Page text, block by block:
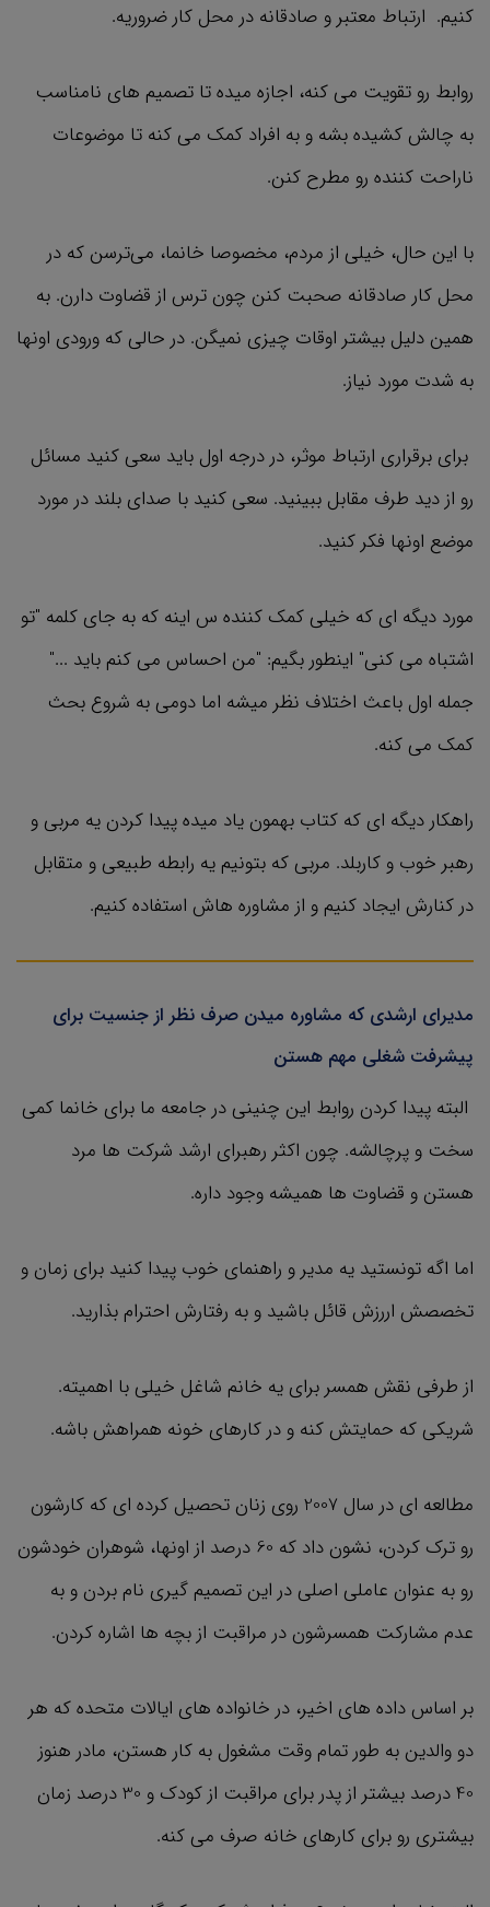
کنیم. ارتباط معتبر و صادقانه در محل کار ضروریه.
روابط رو تقویت می کنه، اجازه میده تا تصمیم های نامناسب
به چالش کشیده بشه و به افراد کمک می کنه تا موضوعات
ناراحت کننده رو مطرح کنن.
با این حال، خیلی از مردم، مخصوصا خانما، می‌ترسن که در
محل کار صادقانه صحبت کنن چون ترس از قضاوت دارن. به
همین دلیل بیشتر اوقات چیزی نمیگن. در حالی که ورودی اونها
به شدت مورد نیاز.
برای برقراری ارتباط موثر، در درجه اول باید سعی کنید مسائل
رو از دید طرف مقابل ببینید. سعی کنید با صدای بلند در مورد
موضع اونها فکر کنید.
مورد دیگه ای که خیلی کمک کننده س اینه که به جای کلمه "تو
اشتباه می کنی" اینطور بگیم: "من احساس می کنم باید ..."
جمله اول باعث اختلاف نظر میشه اما دومی به شروع بحث
کمک می کنه.
راهکار دیگه ای که کتاب بهمون یاد میده پیدا کردن یه مربی و
رهبر خوب و کاربلد. مربی که بتونیم یه رابطه طبیعی و متقابل
در کنارش ایجاد کنیم و از مشاوره هاش استفاده کنیم.
مدیرای ارشدی که مشاوره میدن صرف نظر از جنسیت برای
پیشرفت شغلی مهم هستن
البته پیدا کردن روابط این چنینی در جامعه ما برای خانما کمی
سخت و پرچالشه. چون اکثر رهبرای ارشد شرکت ها مرد
هستن و قضاوت ها همیشه وجود داره.
اما اگه تونستید یه مدیر و راهنمای خوب پیدا کنید برای زمان و
تخصصش اررزش قائل باشید و به رفتارش احترام بذارید.
از طرفی نقش همسر برای یه خانم شاغل خیلی با اهمیته.
شریکی که حمایتش کنه و در کارهای خونه همراهش باشه.
مطالعه ‌ای در سال 2007 روی زنان تحصیل‌ کرده ‌ای که کارشون
رو ترک کردن، نشون داد که 60 درصد از اونها، شوهران خودشون
رو به عنوان عاملی اصلی در این تصمیم گیری نام بردن و به
عدم مشارکت همسرشون در مراقبت از بچه ها اشاره کردن.
بر اساس داده ‌های اخیر، در خانواده‌ های ایالات متحده که هر
دو والدین به طور تمام وقت مشغول به کار هستن، مادر هنوز
40 درصد بیشتر از پدر برای مراقبت از کودک و 30 درصد زمان
بیشتری رو برای کارهای خانه صرف می ‌کنه.